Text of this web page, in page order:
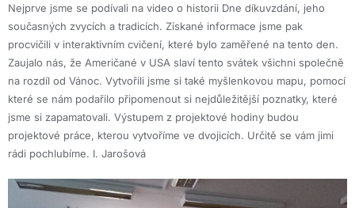
Nejprve jsme se podívali na video o historii Dne díkuvzdání, jeho
současných zvycích a tradicích. Získané informace jsme pak
procvičili v interaktivním cvičení, které bylo zaměřené na tento den.
Zaujalo nás, že Američané v USA slaví tento svátek všichni společně
na rozdíl od Vánoc. Vytvořili jsme si také myšlenkovou mapu, pomocí
které se nám podařilo připomenout si nejdůležitější poznatky, které
jsme si zapamatovali. Výstupem z projektové hodiny budou
projektové práce, kterou vytvoříme ve dvojicích. Určitě se vám jimi
rádi pochlubíme. I. Jarošová